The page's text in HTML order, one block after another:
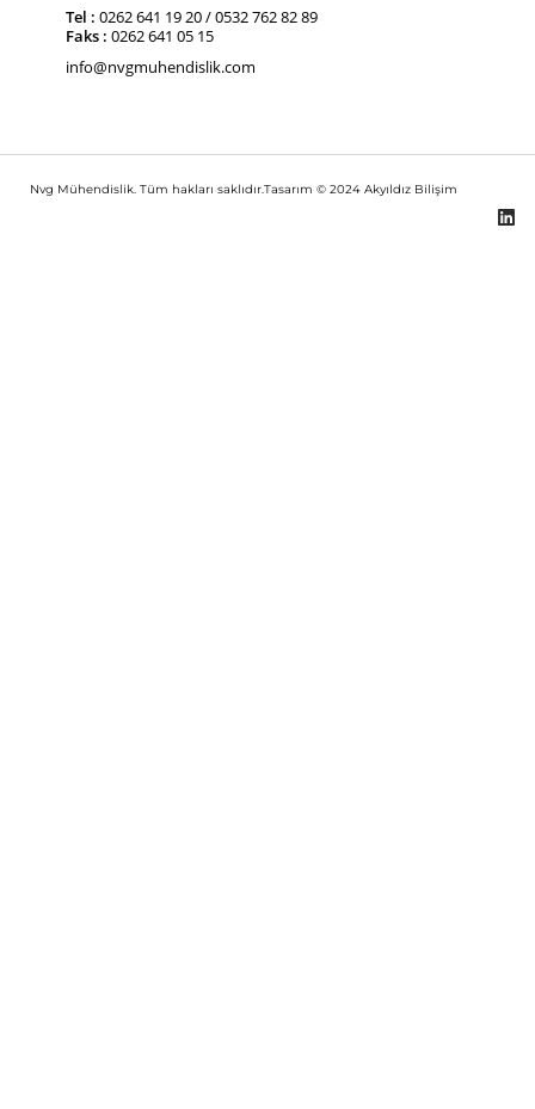
Tel : 0262 641 19 20 / 0532 762 82 89
Faks : 0262 641 05 15
info@nvgmuhendislik.com
Nvg Mühendislik. Tüm hakları saklıdır.Tasarım © 2024 Akyıldız Bilişim